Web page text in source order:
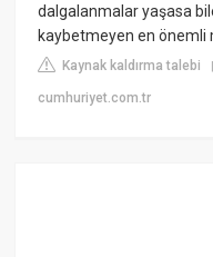
dalgalanmalar yaşasa
kaybetmeyen en önemli
Kaynak kaldırma talebi
cumhuriyet.com.tr